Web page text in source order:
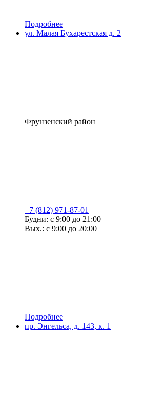
Подробнее
ул. Малая Бухарестская д. 2
Фрунзенский район
+7 (812) 971-87-01
Будни: с 9:00 до 21:00
Вых.: с 9:00 до 20:00
Подробнее
пр. Энгельса, д. 143, к. 1